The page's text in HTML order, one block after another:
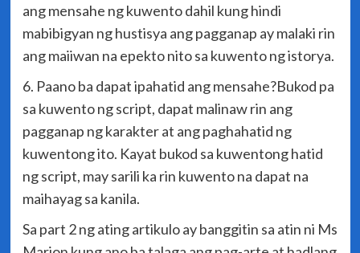
ang mensahe ng kuwento dahil kung hindi
mabibigyan ng hustisya ang pagganap ay malaki rin
ang maiiwan na epekto nito sa kuwento ng istorya.
6. Paano ba dapat ipahatid ang mensahe?Bukod pa
sa kuwento ng script, dapat malinaw rin ang
pagganap ng karakter at ang paghahatid ng
kuwentong ito. Kayat bukod sa kuwentong hatid
ng script, may sarili ka rin kuwento na dapat na
maihayag sa kanila.
Sa part 2 ng ating artikulo ay banggitin sa atin ni Ms